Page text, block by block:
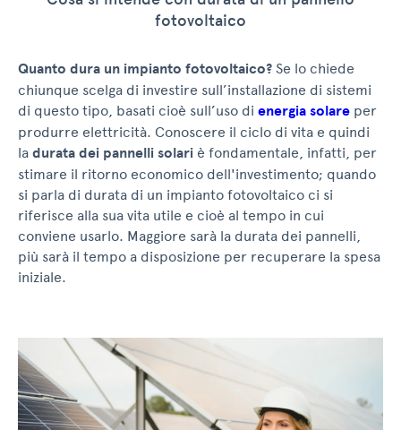
fotovoltaico
Quanto dura un impianto fotovoltaico? Se lo chiede
chiunque scelga di investire sull’installazione di sistemi
di questo tipo, basati cioè sull’uso di energia solare per
produrre elettricità. Conoscere il ciclo di vita e quindi
la durata dei pannelli solari è fondamentale, infatti, per
stimare il ritorno economico dell'investimento; quando
si parla di durata di un impianto fotovoltaico ci si
riferisce alla sua vita utile e cioè al tempo in cui
conviene usarlo. Maggiore sarà la durata dei pannelli,
più sarà il tempo a disposizione per recuperare la spesa
iniziale.